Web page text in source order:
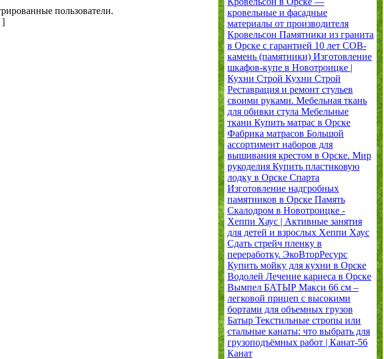
пользователи.
кровельные и фасадные
материалы от производителя
Кровельсон Памятники из гранита
в Орске с гарантией 10 лет СОВ-
камень (памятники) Изготовление
шкафов-купе в Новотроицке |
Кухни Строй Кухни Строй
Реставрация и ремонт стульев
своими руками. Мебельная ткань
для обивки стула Мебельные
ткани Купить матрас в Орске
Фабрика матрасов Большой
ассортимент наборов для
вышивания крестом в Орске. Мир
рукоделия Купить пластиковую
лодку в Орске Спарта
Изготовление надгробных
памятников в Орске Память
Скалодром в Новотроицке -
Хеппи Хаус | Активные занятия
для детей и взрослых Хеппи Хаус
Сдать стрейч пленку в
переработку. ЭкоВторРесурс
Купить мойку для кухни в Орске
Водолей Лечение кариеса в Орске
Вымпел БАТЫР Макси 66 см –
легковой прицеп с высокими
бортами для объемных грузов
Батыр Текстильные стропы или
стальные канаты: что выбрать для
грузоподъёмных работ | Канат-56
Канат